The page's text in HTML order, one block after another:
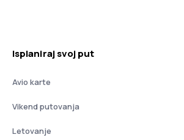
Isplaniraj svoj put
Avio karte
Vikend putovanja
Letovanje